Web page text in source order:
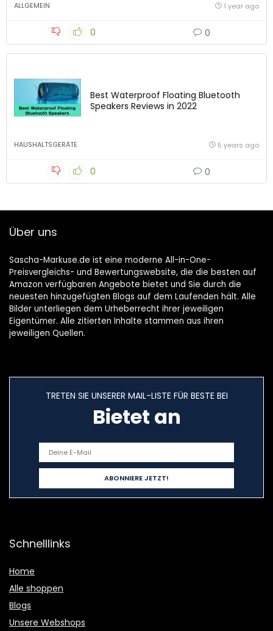
ALLGEMEIN 1 year ago
0 0
Best Waterproof Floating Bluetooth
Speakers Reviews in 2022
HAUSHALTSGERÄTE 5 years ago
0 0
Über uns
Sascha-Markuse.de ist eine moderne All-in-One-
Preisvergleichs- und Bewertungswebsite, die die besten auf
Amazon verfügbaren Angebote bietet und Sie durch die
neuesten hinzugefügten Blogs auf dem Laufenden hält. Alle
Bilder unterliegen dem Urheberrecht ihrer jeweiligen
Eigentümer. Alle zitierten Inhalte stammen aus ihren
jeweiligen Quellen.
TRETEN SIE UNSERER MAIL-LISTE FÜR BESTE BEI
Bietet an
Schnelllinks
Home
Alle shoppen
Blogs
Unsere Webshops